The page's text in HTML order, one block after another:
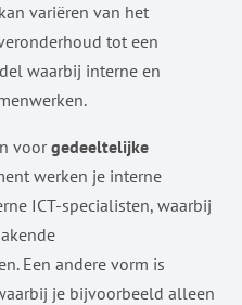
variëren van het
tot een
waarbij interne en
voorgedeeltelijke
werken je interne
ICT-specialisten, waarbij
Een andere vorm is
je bijvoorbeeld alleen